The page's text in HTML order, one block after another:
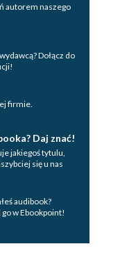
autorem naszego
Dołącz do
firmie.
Daj znać!
jakiegoś tytulu,
się u nas
audibook?
go w Ebookpoint!